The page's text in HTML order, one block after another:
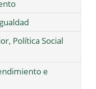
Política Social
e